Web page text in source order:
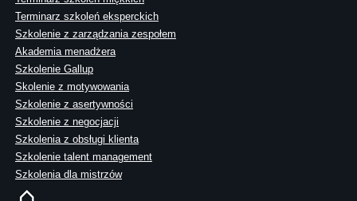
Terminarz szkoleń eksperckich
Szkolenie z zarządzania zespołem
Akademia menadżera
Szkolenie Gallup
Skolenie z motywowania
Szkolenie z asertywności
Szkolenie z negocjacji
Szkolenia z obsługi klienta
Szkolenie talent management
Szkolenia dla mistrzów